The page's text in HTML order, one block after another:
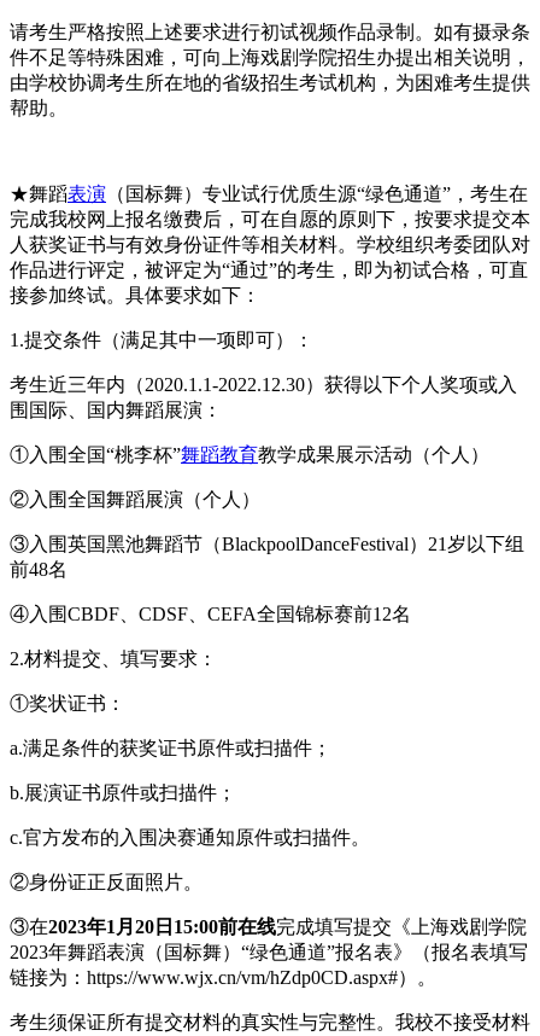
请考生严格按照上述要求进行初试视频作品录制。如有摄录条
件不足等特殊困难，可向上海戏剧学院招生办提出相关说明，
由学校协调考生所在地的省级招生考试机构，为困难考生提供
帮助。
★舞蹈表演 （国标舞）专业试行优质生源“绿色通道”，考生在
完成我校网上报名缴费后，可在自愿的原则下，按要求提交本
人获奖证书与有效身份证件等相关材料。学校组织考委团队对
作品进行评定，被评定为“通过”的考生，即为初试合格，可直
接参加终试。具体要求如下：
1.提交条件（满足其中一项即可）：
考生近三年内（2020.1.1-2022.12.30）获得以下个人奖项或入
围国际、国内舞蹈展演：
①入围全国“桃李杯”舞蹈教育教学成果展示活动（个人）
②入围全国舞蹈展演（个人）
③入围英国黑池舞蹈节（BlackpoolDanceFestival）21岁以下组
前48名
④入围CBDF、CDSF、CEFA全国锦标赛前12名
2.材料提交、填写要求：
①奖状证书：
a.满足条件的获奖证书原件或扫描件；
b.展演证书原件或扫描件；
c.官方发布的入围决赛通知原件或扫描件。
②身份证正反面照片。
③在2023年1 月20 日15:00前在线完成填写提交《上海戏剧学院
2023年舞蹈表演（国标舞）“绿色通道”报名表》（报名表填写
链接为：https://www.wjx.cn/vm/hZdp0CD.aspx#）。
考生须保证所有提交材料的真实性与完整性。我校不接受材料